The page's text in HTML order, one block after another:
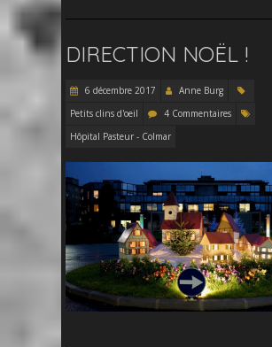
DIRECTION NOËL !
6 décembre 2017
Anne Burg
Petits clins d'oeil
4 Commentaires
Hôpital Pasteur - Colmar